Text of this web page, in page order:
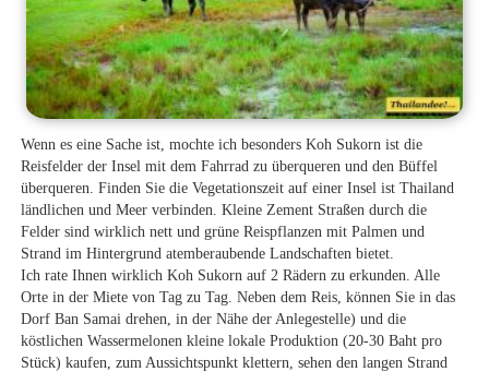
Wenn es eine Sache ist, mochte ich besonders Koh Sukorn ist die
Reisfelder der Insel mit dem Fahrrad zu überqueren und den Büffel
überqueren. Finden Sie die Vegetationszeit auf einer Insel ist Thailand
ländlichen und Meer verbinden. Kleine Zement Straßen durch die
Felder sind wirklich nett und grüne Reispflanzen mit Palmen und
Strand im Hintergrund atemberaubende Landschaften bietet.
Ich rate Ihnen wirklich Koh Sukorn auf 2 Rädern zu erkunden. Alle
Orte in der Miete von Tag zu Tag. Neben dem Reis, können Sie in das
Dorf Ban Samai drehen, in der Nähe der Anlegestelle) und die
köstlichen Wassermelonen kleine lokale Produktion (20-30 Baht pro
Stück) kaufen, zum Aussichtspunkt klettern, sehen den langen Strand